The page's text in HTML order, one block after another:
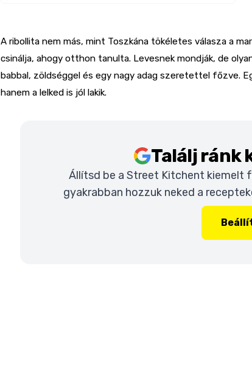
A ribollita nem más, mint Toszkána tökéletes válasza a
csinálja, ahogy otthon tanulta. Levesnek mondják, de
babbal, zöldséggel és egy nagy adag szeretettel főzve.
hanem a lelked is jól lakik.
Találj ránk
Állítsd be a Street Kitchent kiemelt
gyakrabban hozzuk neked a